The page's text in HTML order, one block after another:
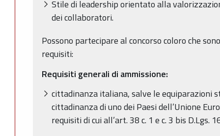
Stile di leadership orientato alla
dei collaboratori.
Possono partecipare al concorso coloro che
requisiti:
Requisiti generali di ammissione:
cittadinanza italiana, salve le equiparazioni
cittadinanza di uno dei Paesi dell’Unione
requisiti di cui all’art. 38 c. 1 e c. 3 bis D.Lgs.